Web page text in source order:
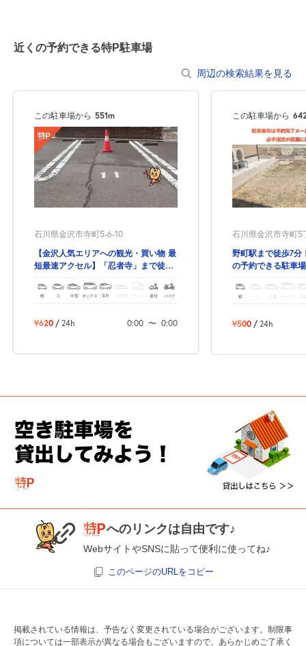
近くの予約できる特P駐車場
周辺の検索結果を見る
この駐車場から 551m
石川県金沢市寺町5-6-10
【金沢人気エリアへの観光・買い物 最
短最速アクセル】「忍者寺」まで徒歩
軽 コ 中型 ボックス SUV トラック 原付 バイク
¥620 / 24h 0:00 〜 0:00
この駐車場から
石川県金沢市寺町5
野町駅まで徒歩7分
の予約できる駐車
軽 中型 ボックス
¥500 / 24h
へのリンクは自由です♪
WebサイトやSNSに貼って便利に使ってね♪
このページのURLをコピー
掲載されている情報は、予告なく変更されている場合がございます。制限事
項については一部表示が異なる場合もございますので、あらかじめご了承く